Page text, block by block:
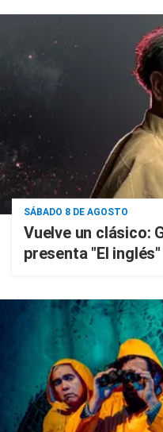
SÁBADO 8 DE AGOSTO
Vuelve un clásico:
presenta "El